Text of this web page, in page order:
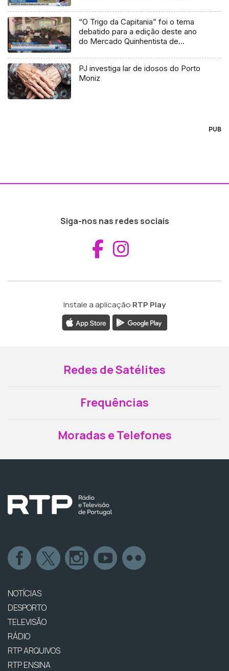
“O Trigo da Capitania” foi o tema
debatido para a edição deste ano
do Mercado Quinhentista de
PJ investiga lar de idosos do Porto
Moniz
PUB
Siga-nos nas redes sociais
Aceder ao
Instale a aplicação RTP Play
Redes de Satélites
Frequências
Moradas e Telefones
NOTÍCIAS
DESPORTO
TELEVISÃO
RÁDIO
RTP ARQUIVOS
RTP ENSINA